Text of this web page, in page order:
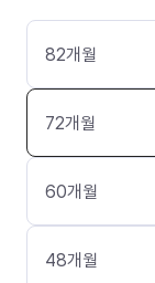
82개월
72개월
60개월
48개월